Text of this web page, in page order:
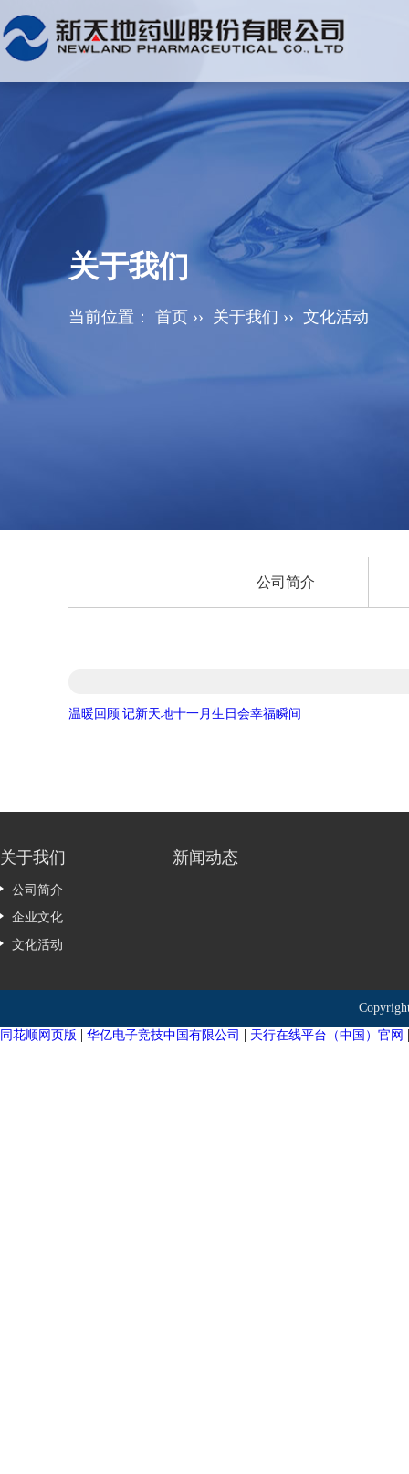
关于我们
当前位置： 首页 ›› 关于我们 ›› 文化活动
公司简介
温暖回顾|记新天地十一月生日会幸福瞬间
关于我们
公司简介
企业文化
文化活动
新闻动态
同花顺网页版 | 华亿电子竞技中国有限公司 | 天行在线平台（中国）官网